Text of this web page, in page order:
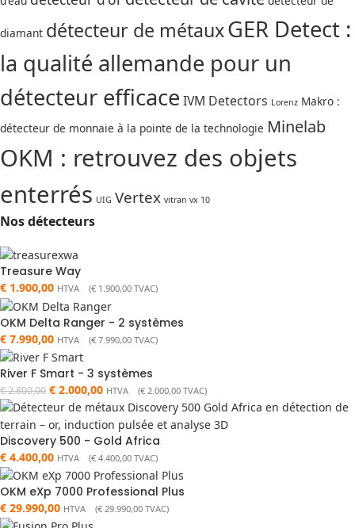
diamant détecteur de métauxGER Detect :
la qualité allemande pour un
détecteur efficace IVM Detectors Lorenz Makro :
détecteur de monnaie à la pointe de la technologie Minelab
OKM : retrouvez des objets
enterrés UIG Vertex vitran vx 10
Nos détecteurs
Treasure Way
€ 1.900,00 HTVA (€ 1.900,00 TVAC)
OKM Delta Ranger - 2 systèmes
€ 7.990,00 HTVA (€ 7.990,00 TVAC)
River F Smart - 3 systèmes
€2.800,00 € 2.000,00 HTVA (€ 2.000,00 TVAC)
Discovery 500 - Gold Africa
€ 4.400,00 HTVA (€ 4.400,00 TVAC)
OKM eXp 7000 Professional Plus
€ 29.990,00 HTVA (€ 29.990,00 TVAC)